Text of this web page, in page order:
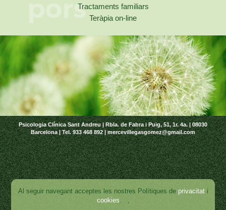
Tractaments familiars
Teràpia on-line
Psicologia Clínica Sant Andreu | Rbla. de Fabra i Puig, 51, 1r. 4a. | 08030
Barcelona | Tel. 933 468 892 | mercevillegasgomez@gmail.com
Al seguir navegant acceptes les nostres Polítiques de privacitati
cookies.‚